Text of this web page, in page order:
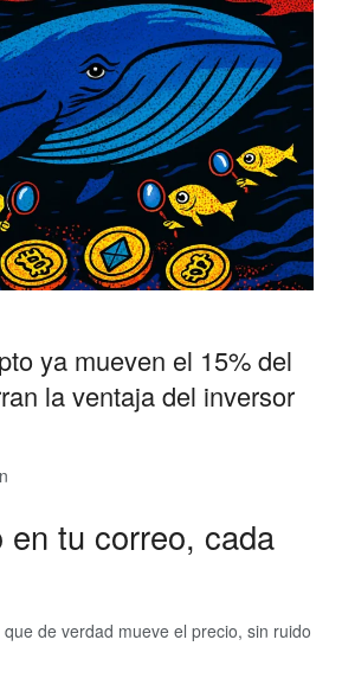
ya mueven el 15% del
la ventaja del inversor
en tu correo, cada
de verdad mueve el precio, sin ruido